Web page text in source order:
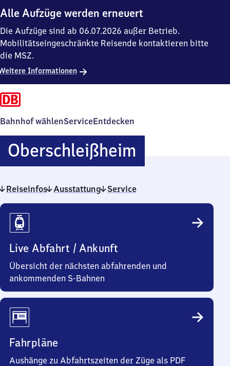
Alle Aufzüge werden erneuert
Die Aufzüge sind ab 06.07.2026 außer Betrieb.
Mobilitätseingeschränkte Reisende kontaktieren bitte
die MSZ.
Informationen
Bahnhof wählenServiceEntdecken
Oberschleißheim
Reiseinfos Ausstattung Service
Reiseinfos
Live Abfahrt / Ankunft
Übersicht der nächsten abfahrenden und
ankommenden S-Bahnen
Fahrpläne
Aushänge zu Abfahrtszeiten der Züge als PDF